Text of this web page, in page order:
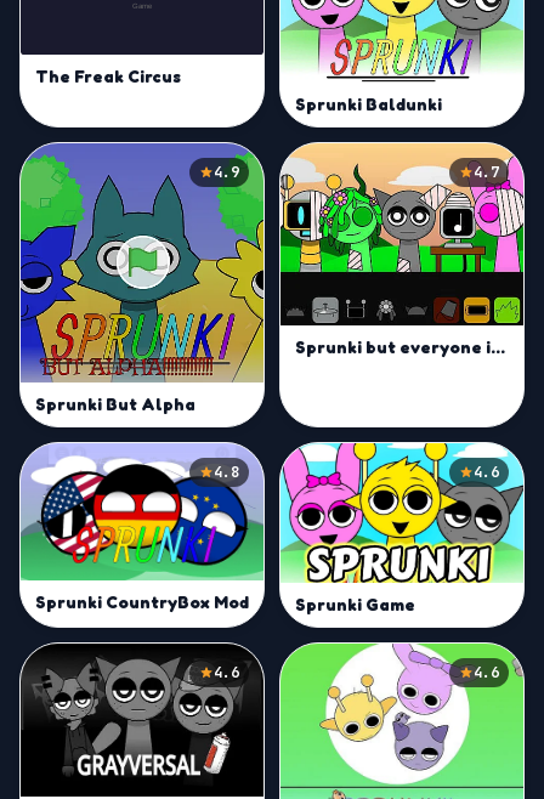
The Freak Circus
Sprunki Baldunki
4.9
Sprunki But Alpha
4.7
Sprunki but everyone is alive
4.8
Sprunki CountryBox Mod
4.6
Sprunki Game
4.6 4.6